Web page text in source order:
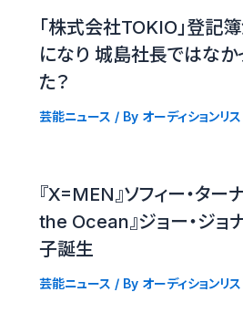
「株式会社TOKIO」登記
になり 城島社長ではなか
た？
芸能ニュース / By オーディションリ
『X=MEN』ソフィー・タ
the Ocean』ジョー・ジョ
子誕生
芸能ニュース / By オーディションリ